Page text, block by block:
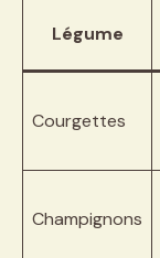
Légume
Courgettes
Champignons